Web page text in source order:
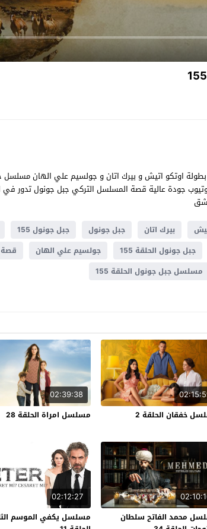
وتحميل جبل جونول 155 يوتيوب جودة عالية قصة المسلسل التركي جبل
بيرك اتان جبل جونول جبل جونول 155
جبل جونول الحلقة 155 جولسيم علي الهان
مسلسل جبل جونول الحلقة 155
خفقان الحلقة 2
02:39:38
مسلسل امراة الحلقة 28
محمد الفاتح سلطان
02:12:27
مسلسل يكفي الموسم